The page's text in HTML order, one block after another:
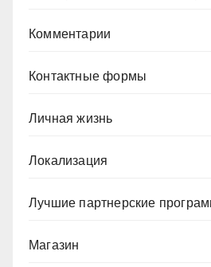
Комментарии
Контактные формы
Личная жизнь
Локализация
Лучшие партнерские
Магазин